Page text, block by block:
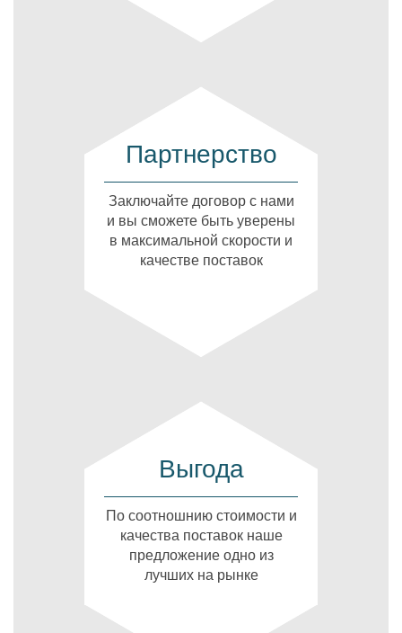
Партнерство
Заключайте договор с нами
и вы сможете быть уверены
в максимальной скорости и
качестве поставок
Выгода
По соотношнию стоимости и
качества поставок наше
предложение одно из
лучших на рынке